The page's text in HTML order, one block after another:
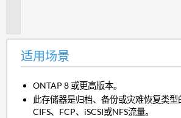
适用场景
ONTAP 8 或更高版本。
此存储器是归档、备份或灾难恢复类
CIFS、FCP、iSCSI或NFS流量。